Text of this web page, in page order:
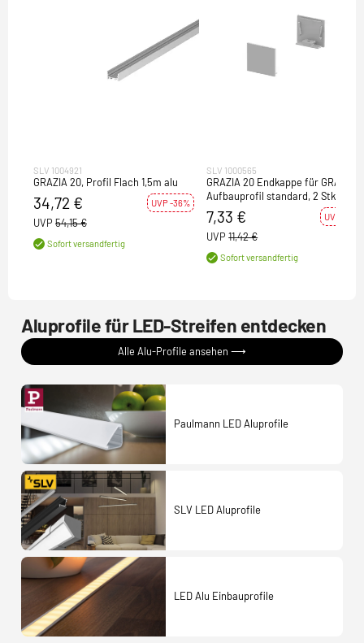
SLV 1004921
GRAZIA 20, Profil Flach 1,5m alu
34,72 € UVP -36%
UVP 54,15 €
Sofort versandfertig
SLV 1000565
GRAZIA 20 Endkappe für GRAZIA
Aufbauprofil standard, 2 Stk.,
flache Ausführung, alu
7,33 € UVP -36%
UVP 11,42 €
Sofort versandfertig
Aluprofile für LED-Streifen entdecken
Alle Alu-Profile ansehen ⟶
Paulmann LED Aluprofile
SLV LED Aluprofile
LED Alu Einbauprofile